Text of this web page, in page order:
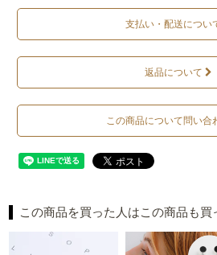
支払い・配送につい
返品について
この商品について問い合
この商品を買った人はこの商品も買